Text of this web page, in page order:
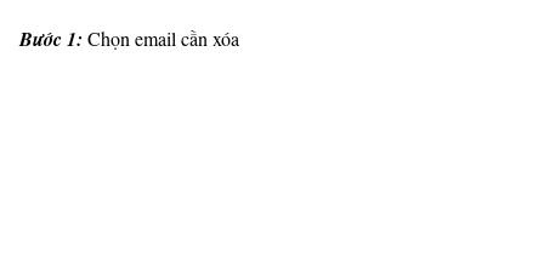
Bước 1: Chọn email cần xóa